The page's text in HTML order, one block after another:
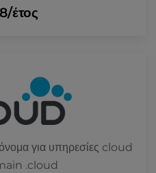
/έτος
για υπηρεσίες cloud
.cloud